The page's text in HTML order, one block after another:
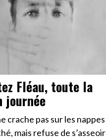
Fléau, toute la
journée
crache pas sur les nappes
mais refuse de s’asseoir